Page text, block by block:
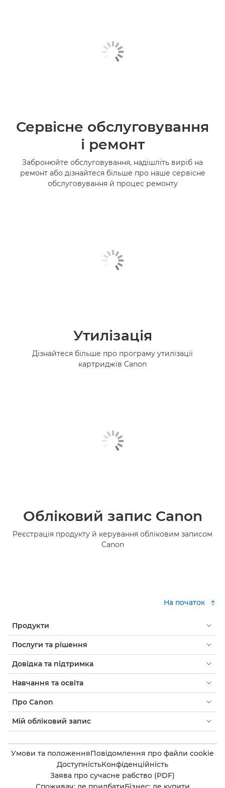
Сервісне обслуговування
і ремонт
Забронюйте обслуговування, надішліть виріб на
ремонт або дізнайтеся більше про наше сервісне
обслуговування й процес ремонту
Утилізація
Дізнайтеся більше про програму утилізації
картриджів Canon
Обліковий запис Canon
Реєстрація продукту й керування обліковим записом
Canon
На початок
Продукти
Послуги та рішення
Довідка та підтримка
Навчання та освіта
Про Canon
Мій обліковий запис
Умови та положенняПовідомлення про файли cookie
ДоступністьКонфіденційність
Заява про сучасне рабство (PDF)